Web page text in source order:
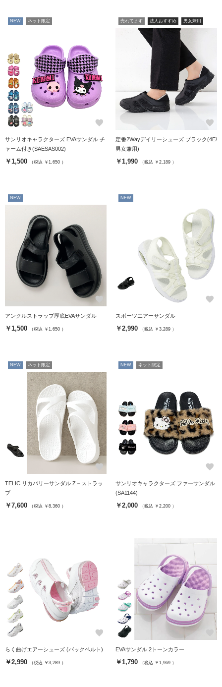
NEW ネット限定
favorite
サンリオキャラクターズ EVAサンダル チ
ャーム付き(SAESAS002)
￥1,500 （税込 ￥1,650 ）
売れてます 法人おすすめ 男女兼用
favorite
定番2Wayデイリーシューズ ブラック(4E/
男女兼用)
￥1,990 （税込 ￥2,189 ）
NEW
favorite
アンクルストラップ厚底EVAサンダル
￥1,500 （税込 ￥1,650 ）
NEW
favorite
スポーツエアーサンダル
￥2,990 （税込 ￥3,289 ）
NEW ネット限定
favorite
TELIC リカバリーサンダル Z－ストラッ
プ
￥7,600 （税込 ￥8,360 ）
NEW ネット限定
favorite
サンリオキャラクターズ ファーサンダル
(SA1144)
￥2,000 （税込 ￥2,200 ）
favorite
らく曲げエアーシューズ (バックベルト)
￥2,990 （税込 ￥3,289 ）
EVAサンダル 2トーンカラー
￥1,790 （税込 ￥1,969 ）